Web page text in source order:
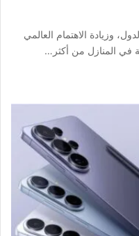
وزيادة الاهتمام العالمي
في المنازل من أكثر…